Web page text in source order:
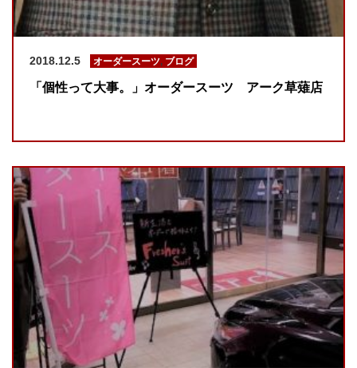
2018.12.5 オーダースーツ, ブログ
「個性って大事。」オーダースーツ アーク草薙店